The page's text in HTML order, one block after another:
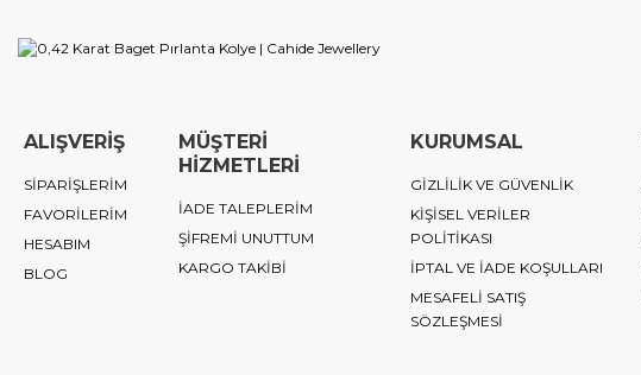
ALIŞVERİŞ
SİPARİŞLERİM
FAVORİLERİM
HESABIM
BLOG
MÜŞTERİ
HİZMETLERİ
İADE TALEPLERİM
ŞİFREMİ UNUTTUM
KARGO TAKİBİ
KURUMSAL
GİZLİLİK VE GÜVENLİK
KİŞİSEL VERİLER
POLİTİKASI
İPTAL VE İADE KOŞULLARI
MESAFELİ SATIŞ
SÖZLEŞMESİ